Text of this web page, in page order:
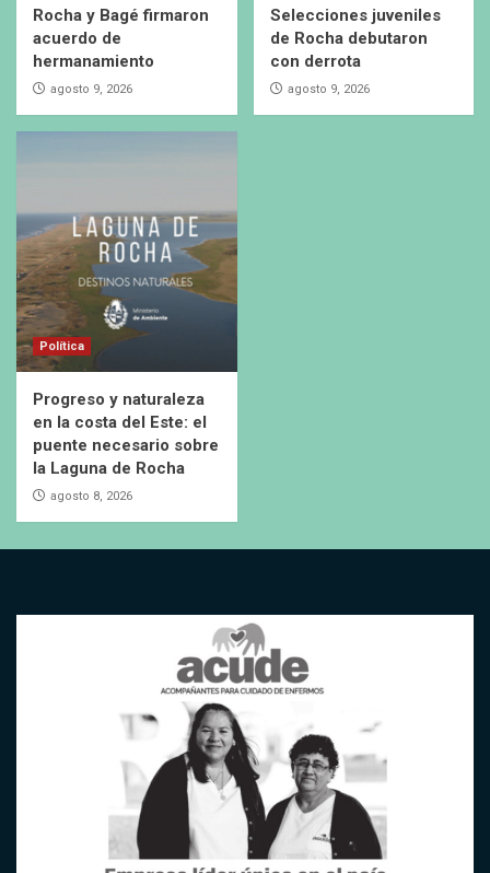
Rocha y Bagé firmaron
acuerdo de
hermanamiento
agosto 9, 2026
Selecciones juveniles
de Rocha debutaron
con derrota
agosto 9, 2026
Política
Progreso y naturaleza
en la costa del Este: el
puente necesario sobre
la Laguna de Rocha
agosto 8, 2026